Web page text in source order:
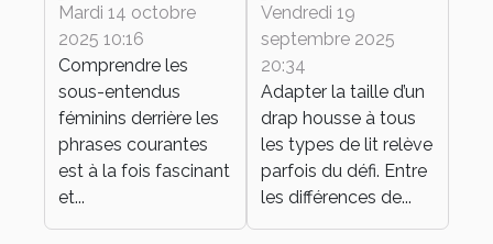
entendus
féminins
derrière les
phrases
courantes
Mardi 14 octobre
2025 10:16
Comprendre les
sous-entendus
féminins derrière les
phrases courantes
est à la fois fascinant
et...
taille de votre
drap housse à
tout type de
lit ?
Vendredi 19
septembre 2025
20:34
Adapter la taille d’un
drap housse à tous
les types de lit relève
parfois du défi. Entre
les différences de...